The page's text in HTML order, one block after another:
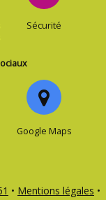
Sécurité
Google Maps
• Mentions légales •